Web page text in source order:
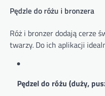
Pędzle do różu i bronzera
Róż i bronzer dodają cerze
twarzy. Do ich aplikacji
Pędzel do różu (duży,